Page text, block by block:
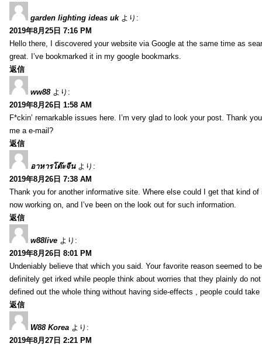
garden lighting ideas uk より:
2019年8月25日 7:16 PM
Hello there, I discovered your website via Google at the same time as
great. I’ve bookmarked it in my google bookmarks.
返信
ww88 より:
2019年8月26日 1:58 AM
F*ckin’ remarkable issues here. I’m very glad to look your post. Thank
me a e-mail?
返信
อาหารโต๊ะจีน より:
2019年8月26日 7:38 AM
Thank you for another informative site. Where else could I get that kind
now working on, and I’ve been on the look out for such information.
返信
w88live より:
2019年8月26日 8:01 PM
Undeniably believe that which you said. Your favorite reason seemed to
definitely get irked while people think about worries that they plainly do
defined out the whole thing without having side-effects , people could
返信
W88 Korea より:
2019年8月27日 2:21 PM